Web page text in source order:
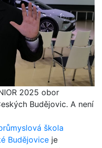
2025 obor
Budějovic. A není
škola
Budějovice je